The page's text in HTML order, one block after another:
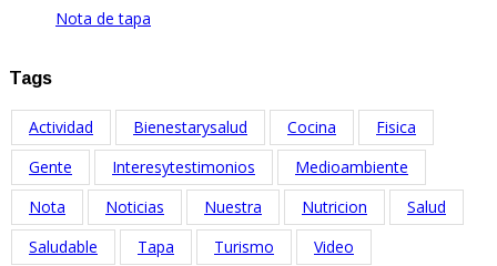
Nota de tapa
Tags
Actividad Bienestarysalud Cocina
Fisica
Gente
Interesytestimonios
Medioambiente
Nota
Noticias Nuestra Nutricion
Salud
Saludable
Tapa Turismo Video